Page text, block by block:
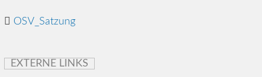
OSV_Satzung
EXTERNE LINKS